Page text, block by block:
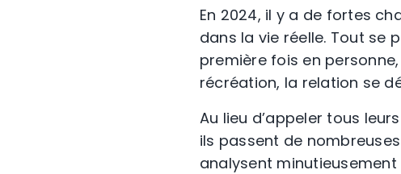
En 2024, il y a de fortes
dans la vie réelle. Tout se
première fois en
récréation, la relation se
Au lieu d’appeler tous
ils passent de
analysent